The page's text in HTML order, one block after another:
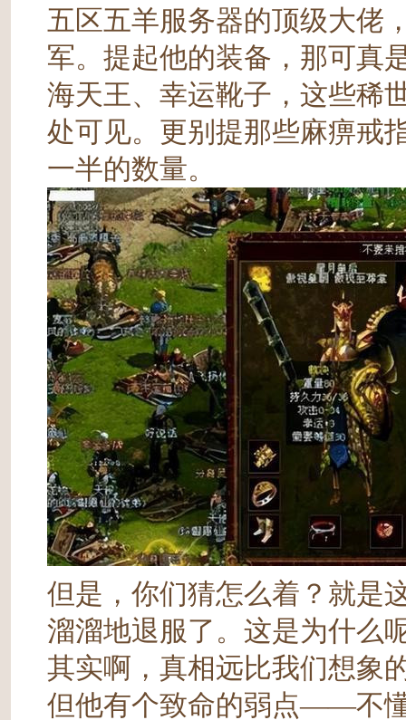
五区五羊服务器的顶级大佬
军。提起他的装备，那可真
海天王、幸运靴子，这些稀
处可见。更别提那些麻痹戒
一半的数量。
但是，你们猜怎么着？就是
溜溜地退服了。这是为什么
其实啊，真相远比我们想象
但他有个致命的弱点——不